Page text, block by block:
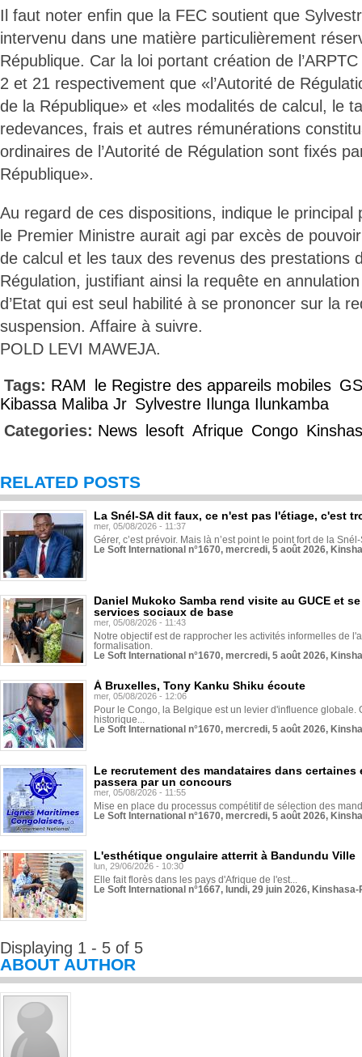
Il faut noter enfin que la FEC soutient que
intervenu dans une matière particulièrement
République. Car la loi portant création de
2 et 21 respectivement que «l’Autorité de
de la République» et «les modalités de calcul, le
redevances, frais et autres rémunérations
ordinaires de l’Autorité de Régulation sont fixés
République».
Au regard de ces dispositions, indique le principal
le Premier Ministre aurait agi par excès de
de calcul et les taux des revenus des prestations
Régulation, justifiant ainsi la requête en
d’Etat qui est seul habilité à se prononcer sur la
suspension. Affaire à suivre.
POLD LEVI MAWEJA.
Tags: RAM le Registre des appareils mobiles
Kibassa Maliba Jr Sylvestre Ilunga Ilunkamba
Categories: News lesoft Afrique Congo
RELATED POSTS
La Snél-SA dit faux, ce n'est pas l'étiage, c'est
mer, 05/08/2026 - 11:37
Gérer, c’est prévoir. Mais là n’est point le point fort de la
Le Soft International n°1670, mercredi, 5 août 2026,
Daniel Mukoko Samba rend visite au GUCE et
services sociaux de base
mer, 05/08/2026 - 11:43
Notre objectif est de rapprocher les activités informelles de
formalisation.
Le Soft International n°1670, mercredi, 5 août 2026,
À Bruxelles, Tony Kanku Shiku écoute
mer, 05/08/2026 - 12:06
Pour le Congo, la Belgique est un levier d'influence globale.
historique...
Le Soft International n°1670, mercredi, 5 août 2026,
Le recrutement des mandataires dans
passera par un concours
mer, 05/08/2026 - 11:55
Mise en place du processus compétitif de sélection des
Le Soft International n°1670, mercredi, 5 août 2026,
L'esthétique ongulaire atterrit à Bandundu Ville
lun, 29/06/2026 - 10:30
Elle fait florès dans les pays d'Afrique de l'est...
Le Soft International n°1667, lundi, 29 juin 2026,
Displaying 1 - 5 of 5
ABOUT AUTHOR